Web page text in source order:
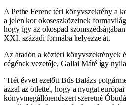
A Pethe Ferenc téri könyvszekrény a
a jelen kor okoseszközeinek
hogy így az okospad
XXI. századi formába helyezze át.
Az átadón a köztéri könyvszekrények
cégének vezetője, Gallai Máté így
“Hét évvel ezelőtt Bús Balázs
azzal az ötlettel, hogy a nyugat
könyvmegállórendszert szeretné